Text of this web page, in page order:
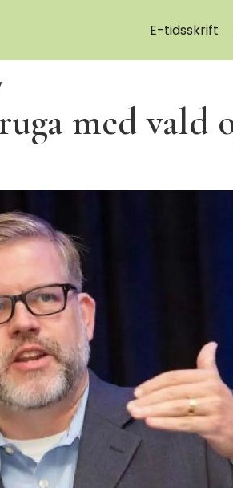
E-tidsskrift
med vald